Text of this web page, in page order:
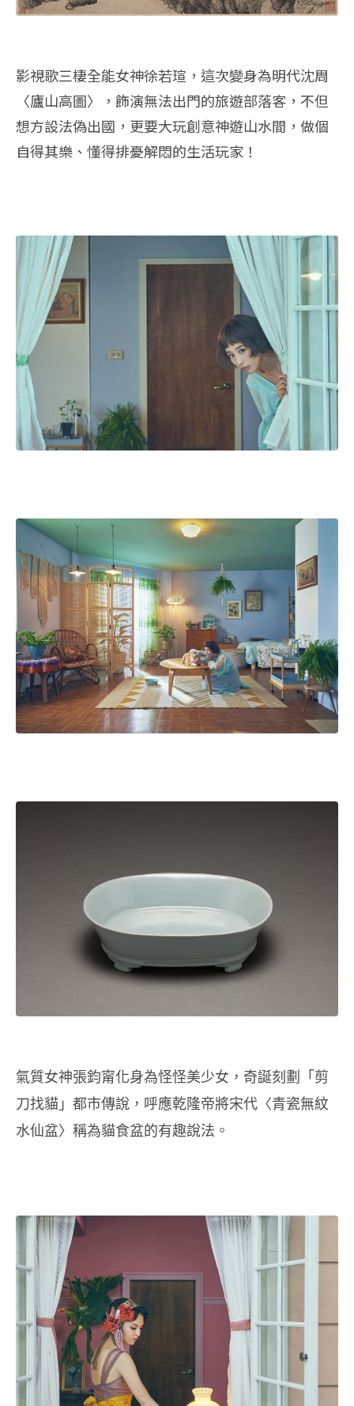
影視歌三棲全能女神徐若瑄，這次變身為明代沈周
〈廬山高圖〉，飾演無法出門的旅遊部落客，不但
想方設法偽出國，更要大玩創意神遊山水間，做個
自得其樂、懂得排憂解悶的生活玩家！
氣質女神張鈞甯化身為怪怪美少女，奇誕刻劃「剪
刀找貓」都市傳說，呼應乾隆帝將宋代〈青瓷無紋
水仙盆〉稱為貓食盆的有趣說法。